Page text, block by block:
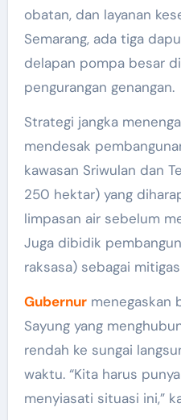
obatan, dan layanan
Semarang, ada tiga
delapan pompa besar
pengurangan genangan.
Strategi jangka
mendesak
kawasan Sriwulan dan
250 hektar) yang
limpasan air sebelum
Juga dibidik
raksasa) sebagai
Gubernurmenegaskan
Sayung yang
rendah ke sungai
waktu. “Kita harus
menyiasati situasi ini,”